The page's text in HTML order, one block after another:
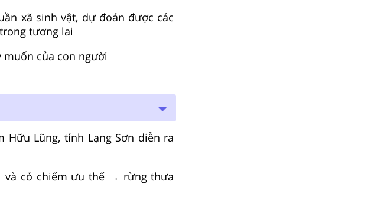
xã sinh vật, dự đoán được các
tương lai
của con người
Lũng, tỉnh Lạng Sơn diễn ra
và cỏ chiếm ưu thế → rừng thưa